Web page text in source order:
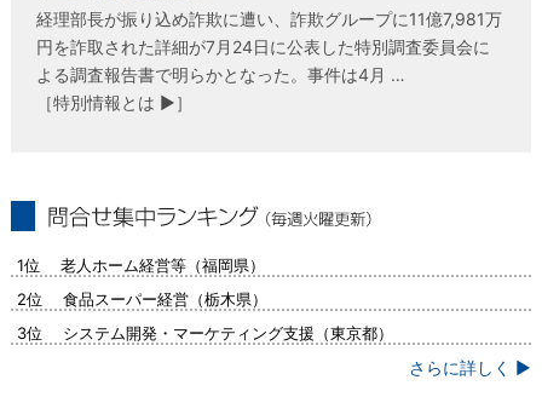
経理部長が振り込め詐欺に遭い、詐欺グループに11億7,981万
円を詐取された詳細が7月24日に公表した特別調査委員会に
よる調査報告書で明らかとなった。事件は4月 …
［特別情報とは ▶］
1位 老人ホーム経営等（福岡県）
2位 食品スーパー経営（栃木県）
3位 システム開発・マーケティング支援（東京都）
さらに詳しく ▶